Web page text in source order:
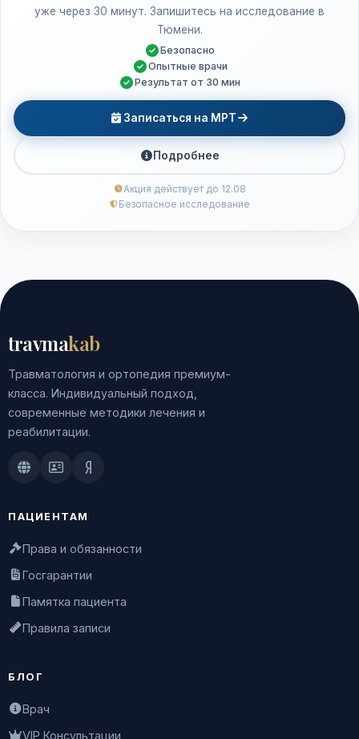
уже через 30 минут. Запишитесь на исследование в
Тюмени.
Безопасно
Опытные врачи
Результат от 30 мин
Записаться на МРТ
Подробнее
Акция действует до 12.08
Безопасное исследование
travmakab
Травматология и ортопедия премиум-
класса. Индивидуальный подход,
современные методики лечения и
реабилитации.
Doctu.ruПроДокторов
Яндекс.Здоровье
ПАЦИЕНТАМ
Права и обязанности
Госгарантии
Памятка пациента
Правила записи
БЛОГ
Врач
VIP Консультации